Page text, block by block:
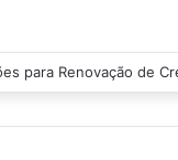
da última etapa do